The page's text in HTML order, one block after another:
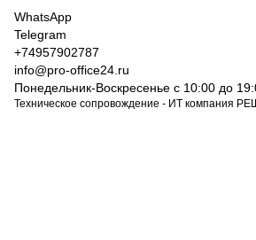
WhatsApp
Telegram
+74957902787
info@pro-office24.ru
Понедельник-Воскресенье с 10:00 до
Техническое сопровождение - ИТ компания